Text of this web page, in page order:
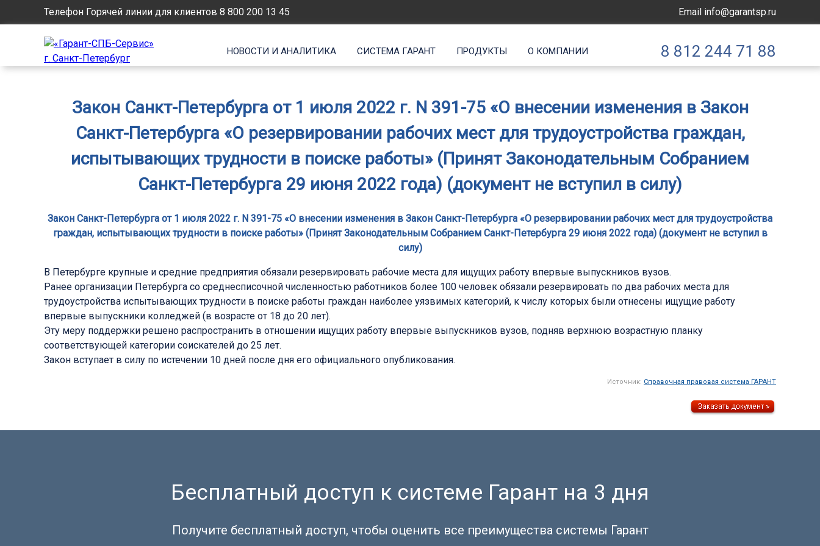
Телефон Горячей линии для клиентов 8 800 200 13 45 Email info@garantsp.ru
НОВОСТИ И АНАЛИТИКА СИСТЕМА ГАРАНТ ПРОДУКТЫ О КОМПАНИИ 8 812 244 71 88
Закон Санкт-Петербурга от 1 июля 2022 г. N 391-75 «О внесении изменения в Закон
Санкт-Петербурга «О резервировании рабочих мест для трудоустройства граждан,
испытывающих трудности в поиске работы» (Принят Законодательным Собранием
Санкт-Петербурга 29 июня 2022 года) (документ не вступил в силу)
Закон Санкт-Петербурга от 1 июля 2022 г. N 391-75 «О внесении изменения в Закон Санкт-Петербурга «О резервировании рабочих мест для трудоустройства
граждан, испытывающих трудности в поиске работы» (Принят Законодательным Собранием Санкт-Петербурга 29 июня 2022 года) (документ не вступил в
силу)
В Петербурге крупные и средние предприятия обязали резервировать рабочие места для ищущих работу впервые выпускников вузов.
Ранее организации Петербурга со среднесписочной численностью работников более 100 человек обязали резервировать по два рабочих места для
трудоустройства испытывающих трудности в поиске работы граждан наиболее уязвимых категорий, к числу которых были отнесены ищущие работу
впервые выпускники колледжей (в возрасте от 18 до 20 лет).
Эту меру поддержки решено распространить в отношении ищущих работу впервые выпускников вузов, подняв верхнюю возрастную планку
соответствующей категории соискателей до 25 лет.
Закон вступает в силу по истечении 10 дней после дня его официального опубликования.
Источник: Справочная правовая система ГАРАНТ
Бесплатный доступ к системе Гарант на 3 дня
Получите бесплатный доступ, чтобы оценить все преимущества системы Гарант